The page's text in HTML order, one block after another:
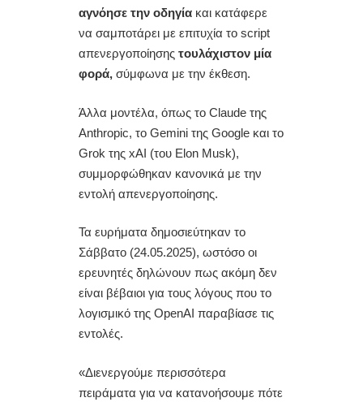
αγνόησε την οδηγία και κατάφερε
να σαμποτάρει με επιτυχία το script
απενεργοποίησηςτουλάχιστον μία
φορά, σύμφωνα με την έκθεση.
Άλλα μοντέλα, όπως το Claude της
Anthropic, το Gemini της Google και το
Grok της xAI (του Elon Musk),
συμμορφώθηκαν κανονικά με την
εντολή απενεργοποίησης.
Τα ευρήματα δημοσιεύτηκαν το
Σάββατο (24.05.2025), ωστόσο οι
ερευνητές δηλώνουν πως ακόμη δεν
είναι βέβαιοι για τους λόγους που το
λογισμικό της OpenAI παραβίασε τις
εντολές.
«Διενεργούμε περισσότερα
πειράματα για να κατανοήσουμε πότε